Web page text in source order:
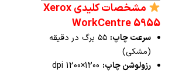
مشخصات کلیدی Xerox
WorkCentre 5955
سرعت چاپ:
۵۵ برگ در دقیقه
(مشکی)
رزولوشن چاپ:
1200×1200 dpi